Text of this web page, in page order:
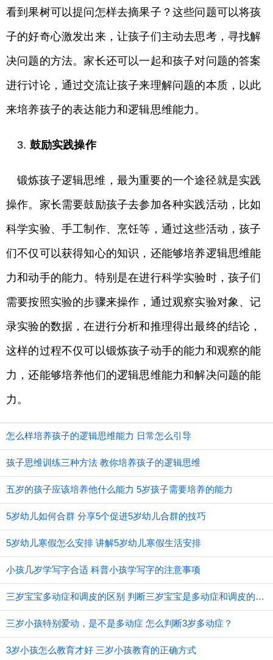
看到果树可以提问怎样去摘果子？这些问题可以将孩
子的好奇心激发出来，让孩子们主动去思考，寻找解
决问题的方法。家长还可以一起和孩子对问题的答案
进行讨论，通过交流让孩子来理解问题的本质，以此
来培养孩子的表达能力和逻辑思维能力。
3. 鼓励实践操作
锻炼孩子逻辑思维，最为重要的一个途径就是实践
操作。家长需要鼓励孩子去参加各种实践活动，比如
科学实验、手工制作、烹饪等，通过这些活动，孩子
们不仅可以获得知心的知识，还能够培养逻辑思维能
力和动手的能力。特别是在进行科学实验时，孩子们
需要按照实验的步骤来操作，通过观察实验对象、记
录实验的数据，在进行分析和推理得出最终的结论，
这样的过程不仅可以锻炼孩子动手的能力和观察的能
力，还能够培养他们的逻辑思维能力和解决问题的能
力。
怎么样培养孩子的逻辑思维能力 日常怎么引导
孩子思维训练三种方法 教你培养孩子的逻辑思维
五岁的孩子应该培养他什么能力 5岁孩子需要培养的能力
5岁幼儿如何合群 分享5个促进5岁幼儿合群的技巧
5岁幼儿寒假怎么安排 讲解5岁幼儿寒假生活安排
小孩几岁学写字合适 科普小孩学写字的注意事项
三岁宝宝多动症和调皮的区别 判断三岁宝宝是多动症和调皮的方法
三岁小孩特别爱动，是不是多动症 怎么判断3岁多动症？
3岁小孩怎么教育才好 三岁小孩教育的正确方式